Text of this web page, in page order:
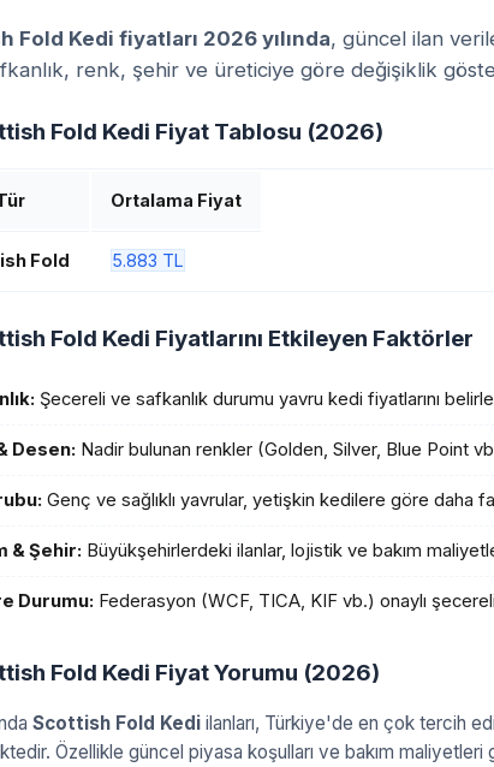
Fold Kedi fiyatları 2026 yılında, güncel ilan
renk, şehir ve üreticiye göre değişiklik
Fold Kedi Fiyat Tablosu (2026)
Ortalama Fiyat
Fold 5.883 TL
Fold Kedi Fiyatlarını Etkileyen Faktörler
Şecereli ve safkanlık durumu yavru kedi fiyatlarını
Desen: Nadir bulunan renkler (Golden, Silver, Blue Point
Genç ve sağlıklı yavrular, yetişkin kedilere göre daha
& Şehir: Büyükşehirlerdeki ilanlar, lojistik ve bakım
Durumu: Federasyon (WCF, TICA, KIF vb.) onaylı
Fold Kedi Fiyat Yorumu (2026)
Scottish Fold Kediilanları, Türkiye'de en çok tercih
Özellikle güncel piyasa koşulları ve bakım maliyetleri